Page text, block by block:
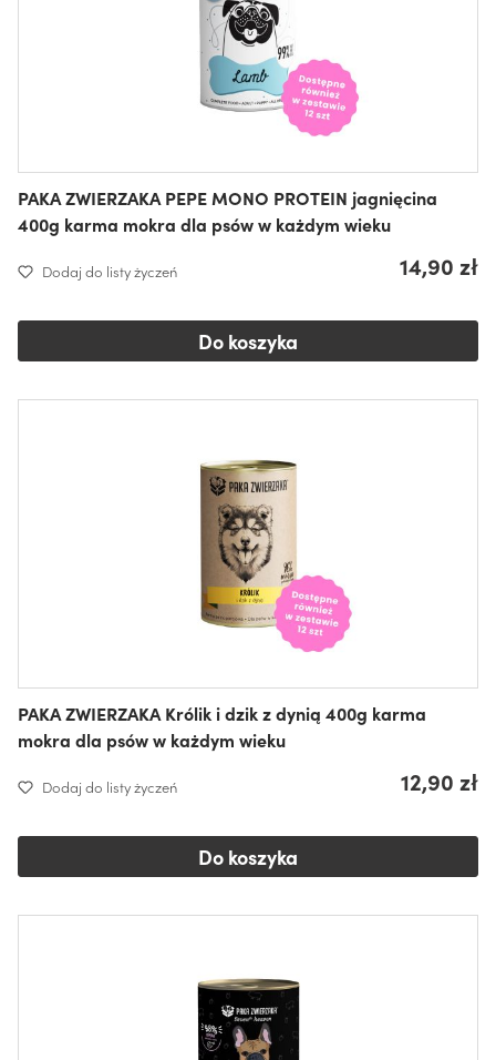
PAKA ZWIERZAKA PEPE MONO PROTEIN jagnięcina
400g karma mokra dla psów w każdym wieku
Dodaj do listy życzeń 14,90 zł
Do koszyka
PAKA ZWIERZAKA Królik i dzik z dynią 400g karma
mokra dla psów w każdym wieku
Dodaj do listy życzeń 12,90 zł
Do koszyka